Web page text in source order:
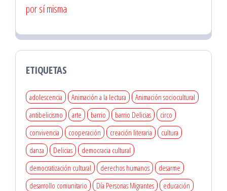
por sí misma
ETIQUETAS
adolescencia Animación a la lectura
Animación sociocultural
antibelicismo
arte barrio barrio Delicias
circo
convivencia
cooperación creación literaria
cultura
danza
Delicias
democracia cultural
democratización cultural
derechos humanos
desarme
desarrollo comunitario
Día Personas Migrantes
educación